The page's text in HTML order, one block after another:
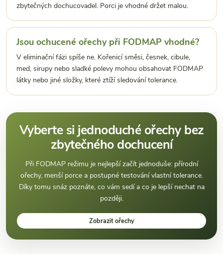
zbytečných dochucovadel. Porci je vhodné držet malou.
Jsou ochucené ořechy při FODMAP vhodné?
V eliminační fázi spíše ne. Kořenicí směsi, česnek, cibule,
med, sirupy nebo sladké polevy mohou obsahovat FODMAP
látky nebo jiné složky, které ztíží sledování tolerance.
Vyberte si jednoduché ořechy bez
zbytečného dochucení
Při FODMAP režimu je nejlepší začít jednoduše: přírodní
ořechy, menší porce a postupné testování vlastní tolerance.
Díky tomu snáz poznáte, co vám sedí a co je lepší nechat na
později.
Zobrazit ořechy